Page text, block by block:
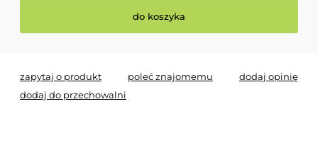
do koszyka
zapytaj o produkt poleć znajomemu
dodaj opinię
dodaj do przechowalni